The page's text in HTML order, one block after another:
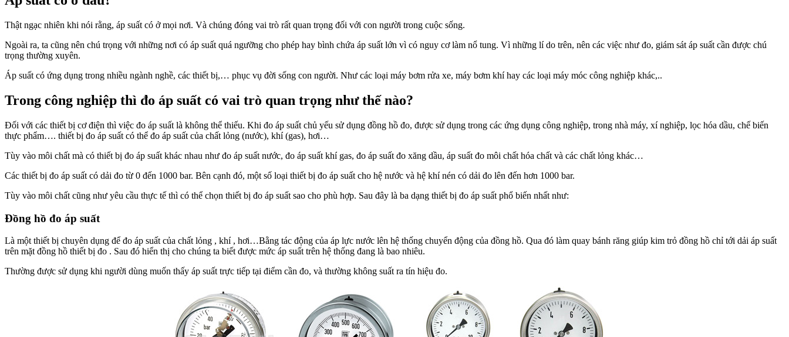
Thật ngạc nhiên khi nói rằng, áp suất có ở mọi nơi. Và chúng đóng vai trò rất quan trọng đối với con người trong cuộc sống.
Ngoài ra, ta cũng nên chú trọng với những nơi có áp suất quá ngưỡng cho phép hay bình chứa áp suất lớn vì có nguy cơ làm nổ tung. Vì những lí do trên, nên các việc như đo, giám sát áp suất cần được chú
trọng thường xuyên.
Áp suất có ứng dụng trong nhiều ngành nghề, các thiết bị,… phục vụ đời sống con người. Như các loại máy bơm rửa xe, máy bơm khí hay các loại máy móc công nghiệp khác,..
Trong công nghiệp thì đo áp suất có vai trò quan trọng như thế nào?
Đối với các thiết bị cơ điện thì việc đo áp suất là không thể thiếu. Khi đo áp suất chủ yếu sử dụng đồng hồ đo, được sử dụng trong các ứng dụng công nghiệp, trong nhà máy, xí nghiệp, lọc hóa dầu, chế biến
thực phẩm…. thiết bị đo áp suất có thể đo áp suất của chất lỏng (nước), khí (gas), hơi…
Tùy vào môi chất mà có thiết bị đo áp suất khác nhau như đo áp suất nước, đo áp suất khí gas, đo áp suất đo xăng dầu, áp suất đo môi chất hóa chất và các chất lỏng khác…
Các thiết bị đo áp suất có dải đo từ 0 đến 1000 bar. Bên cạnh đó, một số loại thiết bị đo áp suất cho hệ nước và hệ khí nén có dải đo lên đến hơn 1000 bar.
Tùy vào môi chất cũng như yêu cầu thực tế thì có thể chọn thiết bị đo áp suất sao cho phù hợp. Sau đây là ba dạng thiết bị đo áp suất phổ biến nhất như:
Đồng hồ đo áp suất
Là một thiết bị chuyên dụng để đo áp suất của chất lỏng , khí , hơi…Bằng tác động của áp lực nước lên hệ thống chuyển động của đồng hồ. Qua đó làm quay bánh răng giúp kim trỏ đồng hồ chỉ tới dải áp suất
trên mặt đồng hồ thiết bị đo . Sau đó hiển thị cho chúng ta biết được mức áp suất trên hệ thống đang là bao nhiêu.
Thường được sử dụng khi người dùng muốn thấy áp suất trực tiếp tại điểm cần đo, và thường không suất ra tín hiệu đo.